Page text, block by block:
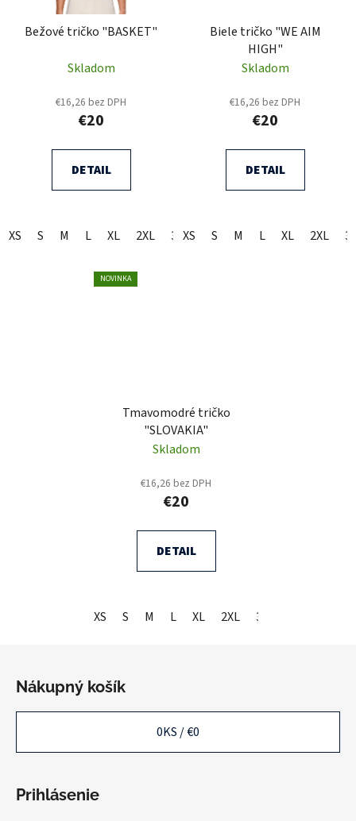
Bežové tričko "BASKET"
Skladom
€16,26 bez DPH
€20
DETAIL
XS S M L XL 2XL 3XL
Biele tričko "WE AIM
HIGH"
Skladom
€16,26 bez DPH
€20
DETAIL
XS S M L XL 2XL
NOVINKA
Tmavomodré tričko
"SLOVAKIA"
Skladom
€16,26 bez DPH
€20
DETAIL
XS S M L XL 2XL 3XL
Nákupný košík
0KS /€0
Prihlásenie